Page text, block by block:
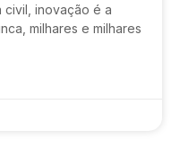
civil, inovação é a
milhares e milhares